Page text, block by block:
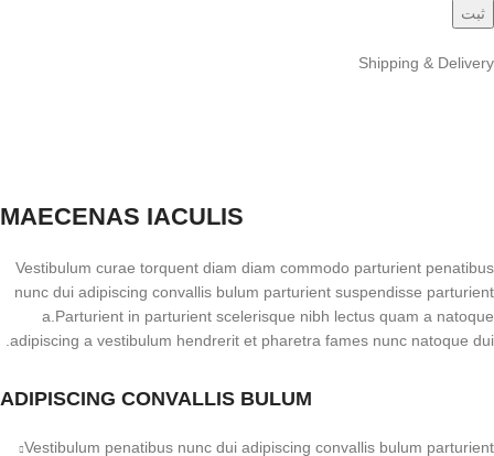
Shipping & Delivery
MAECENAS IACULIS
Vestibulum curae torquent diam diam commodo parturient penatibus
nunc dui adipiscing convallis bulum parturient suspendisse parturient
a.Parturient in parturient scelerisque nibh lectus quam a natoque
adipiscing a vestibulum hendrerit et pharetra fames nunc natoque dui.
ADIPISCING CONVALLIS BULUM
Vestibulum penatibus nunc dui adipiscing convallis bulum parturient